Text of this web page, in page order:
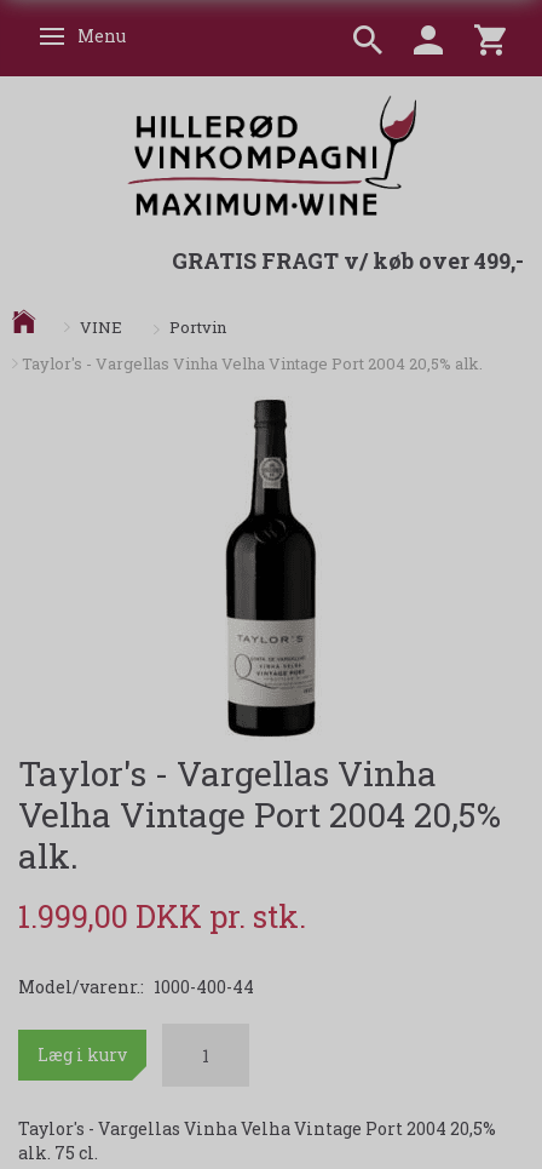
Skifte navigation
Menu
GRATIS FRAGT v/ køb over 499,-
VINE
Portvin
Taylor's - Vargellas Vinha Velha Vintage Port 2004 20,5% alk.
Taylor's - Vargellas Vinha
Velha Vintage Port 2004 20,5%
alk.
1.999,00 DKK
Model/varenr.: 1000-400-44
Læg i kurv
Taylor's - Vargellas Vinha Velha Vintage Port 2004 20,5%
alk. 75 cl.